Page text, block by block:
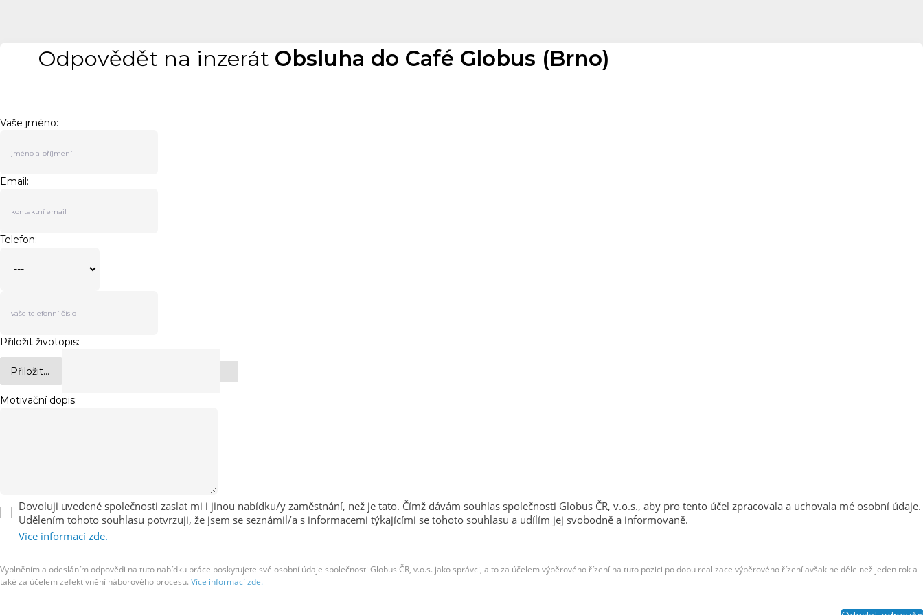
Odpovědět na inzerát Obsluha do Café Globus (Brno)
Vaše jméno:
Email:
Telefon:
Přiložit životopis:
Přiložit...
Motivační dopis:
Dovoluji uvedené společnosti zaslat mi i jinou nabídku/y zaměstnání, než je tato. Čímž dávám souhlas společnosti Globus ČR, v.o.s., aby pro tento účel zpracovala a uchovala mé osobní údaje.
Udělením tohoto souhlasu potvrzuji, že jsem se seznámil/a s informacemi týkajícími se tohoto souhlasu a udílím jej svobodně a informovaně.
Více informací zde.
Vyplněním a odesláním odpovědi na tuto nabídku práce poskytujete své osobní údaje společnosti Globus ČR, v.o.s. jako správci, a to za účelem výběrového řízení na tuto pozici po dobu realizace výběrového řízení avšak ne déle než jeden rok a
také za účelem zefektivnění náborového procesu. Více informací zde.